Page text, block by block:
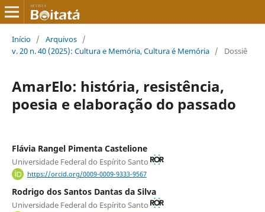
Início / Arquivos /
v. 20 n. 40 (2025): Cultura e Memória, Cultura é Memória / Dossiê
AmarElo: história, resistência,
poesia e elaboração do passado
Flávia Rangel Pimenta Castelione
Universidade Federal do Espírito Santo
https://orcid.org/0009-0009-9333-9567
Rodrigo dos Santos Dantas da Silva
Universidade Federal do Espírito Santo